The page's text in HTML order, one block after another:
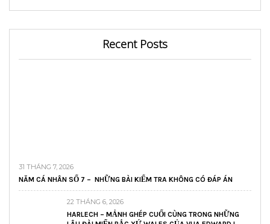
Recent Posts
31 THÁNG 7, 2026
NĂM CÁ NHÂN SỐ 7 – NHỮNG BÀI KIỂM TRA KHÔNG CÓ ĐÁP ÁN
22 THÁNG 6, 2026
HARLECH – MẢNH GHÉP CUỐI CÙNG TRONG NHỮNG